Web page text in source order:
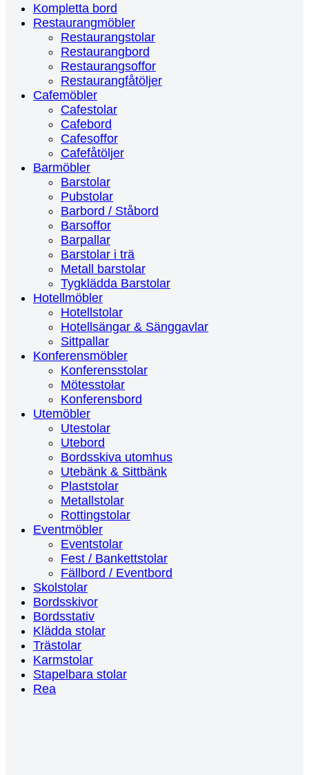
Kompletta bord
Restaurangmöbler
Restaurangstolar
Restaurangbord
Restaurangsoffor
Restaurangfåtöljer
Cafemöbler
Cafestolar
Cafebord
Cafesoffor
Cafefåtöljer
Barmöbler
Barstolar
Pubstolar
Barbord / Ståbord
Barsoffor
Barpallar
Barstolar i trä
Metall barstolar
Tygklädda Barstolar
Hotellmöbler
Hotellstolar
Hotellsängar & Sänggavlar
Sittpallar
Konferensmöbler
Konferensstolar
Mötesstolar
Konferensbord
Utemöbler
Utestolar
Utebord
Bordsskiva utomhus
Utebänk & Sittbänk
Plaststolar
Metallstolar
Rottingstolar
Eventmöbler
Eventstolar
Fest / Bankettstolar
Fällbord / Eventbord
Skolstolar
Bordsskivor
Bordsstativ
Klädda stolar
Trästolar
Karmstolar
Stapelbara stolar
Rea